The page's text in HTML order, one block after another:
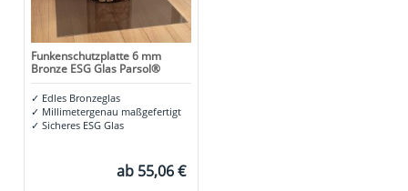
Funkenschutzplatte 6 mm
Bronze ESG Glas Parsol®
✓ Edles Bronzeglas
✓ Millimetergenau maßgefertigt
✓ Sicheres ESG Glas
ab 55,06 €